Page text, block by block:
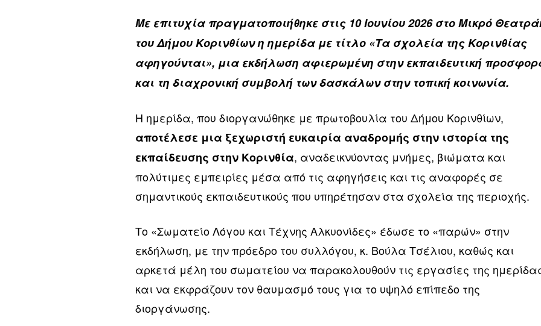
Με επιτυχία πραγματοποιήθηκε στις 10 Ιουνίου 2026 στο Μικρό
του Δήμου Κορινθίων η ημερίδα με τίτλο «Τα σχολεία της Κορινθίας
αφηγούνται», μια εκδήλωση αφιερωμένη στην εκπαιδευτική
και τη διαχρονική συμβολή των δασκάλων στην τοπική κοινωνία.
Η ημερίδα, που διοργανώθηκε με πρωτοβουλία του Δήμου Κορινθίων,
αποτέλεσε μια ξεχωριστή ευκαιρία αναδρομής στην ιστορία της
εκπαίδευσης στην Κορινθία, αναδεικνύοντας μνήμες, βιώματα και
πολύτιμες εμπειρίες μέσα από τις αφηγήσεις και τις αναφορές σε
σημαντικούς εκπαιδευτικούς που υπηρέτησαν στα σχολεία της περιοχής.
Το «Σωματείο Λόγου και Τέχνης Αλκυονίδες» έδωσε το «παρών» στην
εκδήλωση, με την πρόεδρο του συλλόγου, κ. Βούλα Τσέλιου, καθώς και
αρκετά μέλη του σωματείου να παρακολουθούν τις εργασίες της
και να εκφράζουν τον θαυμασμό τους για το υψηλό επίπεδο της
διοργάνωσης.